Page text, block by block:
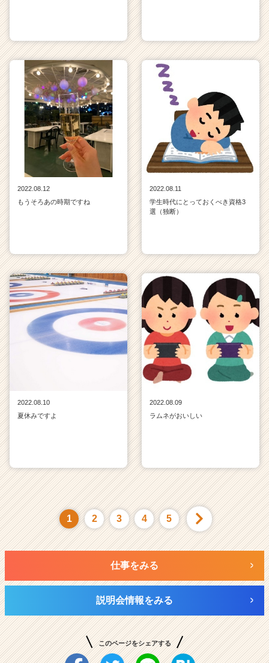
2022.08.12
もうそろあの時期ですね
2022.08.11
学生時代にとっておくべき資格3
選（独断）
2022.08.10
夏休みですよ
2022.08.09
ラムネがおいしい
1 2 3 4 5
仕事をみる
説明会情報をみる
このページをシェアする